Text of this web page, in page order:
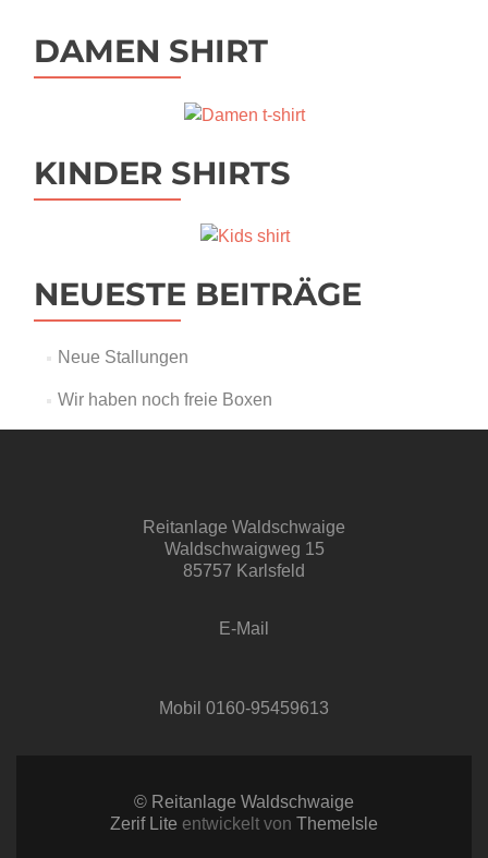
DAMEN SHIRT
KINDER SHIRTS
NEUESTE BEITRÄGE
Neue Stallungen
Wir haben noch freie Boxen
Reitanlage Waldschwaige
Waldschwaigweg 15
85757 Karlsfeld
E-Mail
Mobil 0160-95459613
© Reitanlage Waldschwaige
Zerif Lite entwickelt von ThemeIsle